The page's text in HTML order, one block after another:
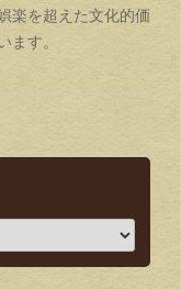
楽を超えた文化的価
ます。